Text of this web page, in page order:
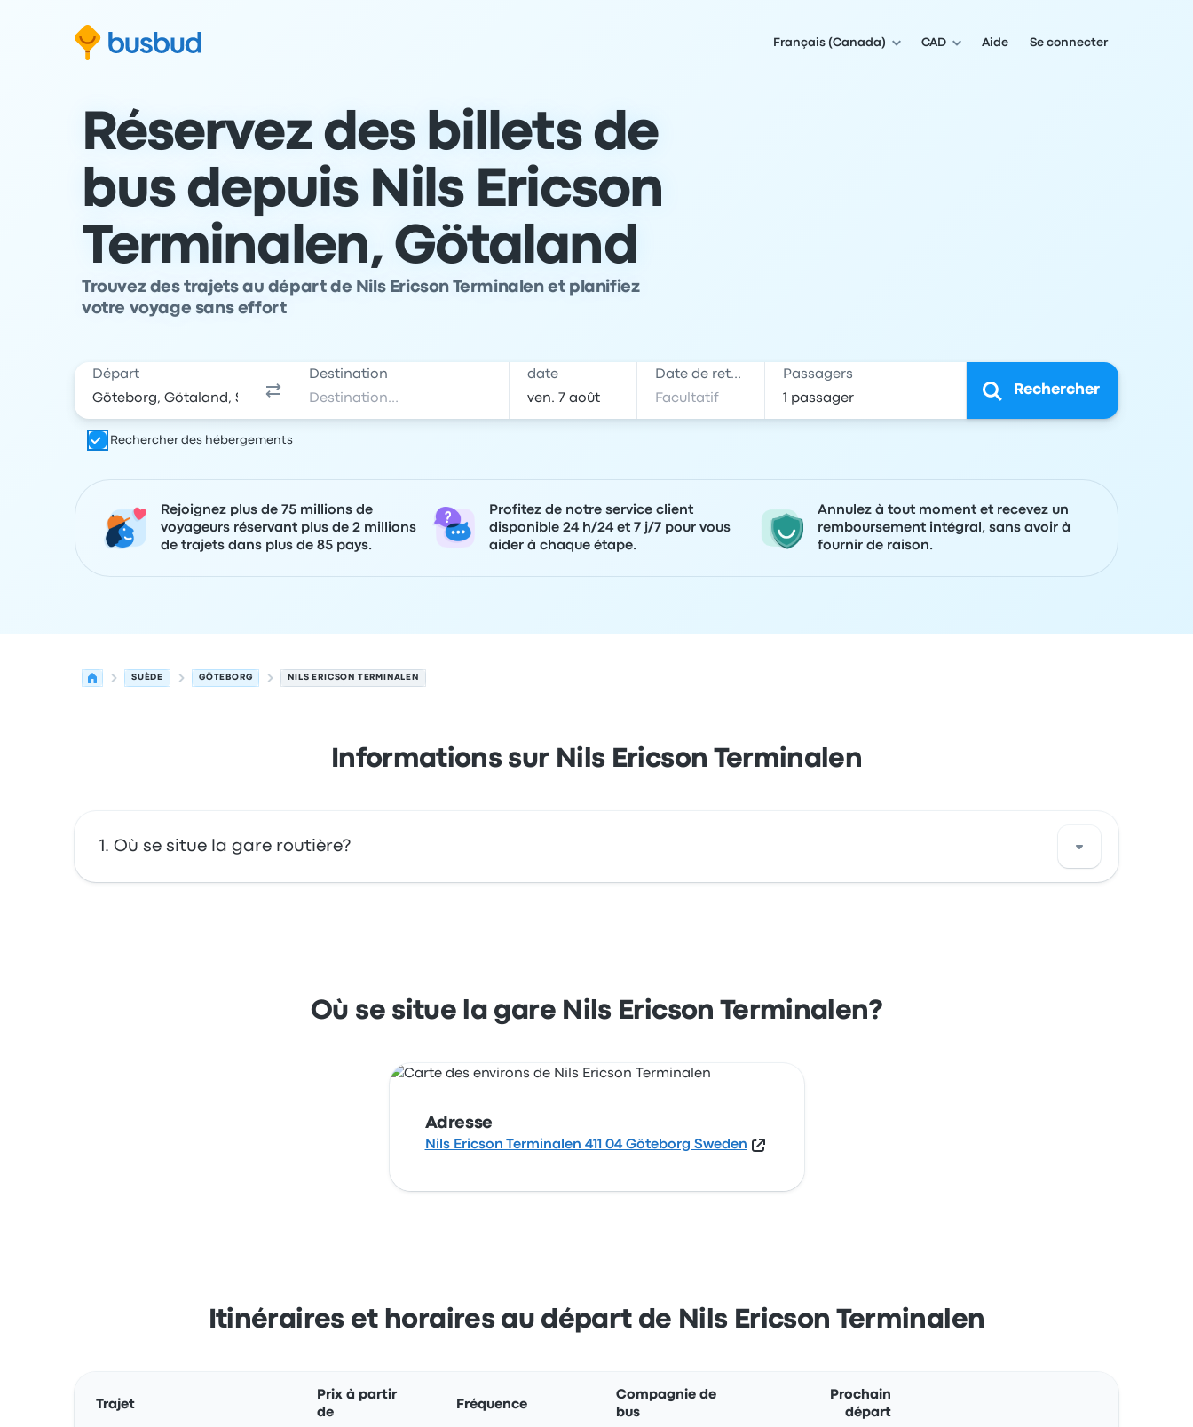
formulaire de recherche
Aller au contenu
Aller au pied de page
Français (Canada) CAD Aide Se connecter
Réservez des billets de
bus depuis Nils Ericson
Terminalen, Götaland
Trouvez des trajets au départ de Nils Ericson Terminalen et planifiez
votre voyage sans effort
Départ Destination date Date de retour Passagers
Rechercher
Rechercher des hébergements
Rejoignez plus de 75 millions de
voyageurs réservant plus de 2 millions
de trajets dans plus de 85 pays.
Profitez de notre service client
disponible 24 h/24 et 7 j/7 pour vous
aider à chaque étape.
Annulez à tout moment et recevez un
remboursement intégral, sans avoir à
fournir de raison.
SUÈDE GÖTEBORG NILS ERICSON TERMINALEN
Informations sur Nils Ericson Terminalen
Où se situe la gare routière?
Où se situe la gare Nils Ericson Terminalen?
Adresse
Nils Ericson Terminalen 411 04 Göteborg Sweden
Itinéraires et horaires au départ de Nils Ericson Terminalen
Trajet
Prix à partir
de
Fréquence
Compagnie de
bus
Prochain
départ